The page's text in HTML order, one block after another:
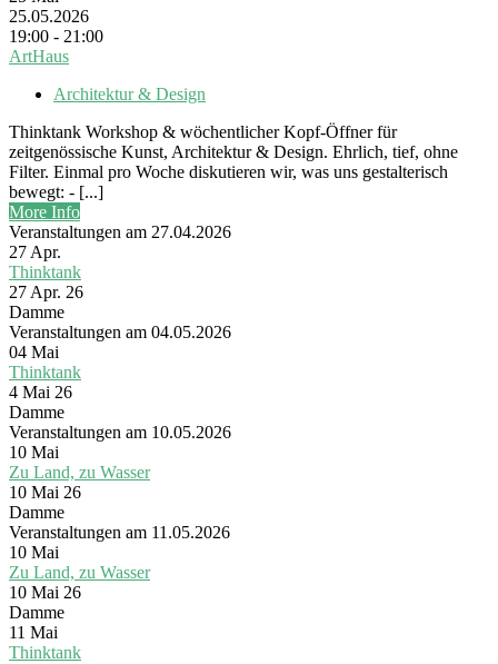
25.05.2026
19:00 - 21:00
ArtHaus
Architektur & Design
Thinktank Workshop & wöchentlicher Kopf-Öffner für
zeitgenössische Kunst, Architektur & Design. Ehrlich, tief, ohne
Filter. Einmal pro Woche diskutieren wir, was uns gestalterisch
bewegt: - [...]
More Info
Veranstaltungen am 27.04.2026
27 Apr.
Thinktank
27 Apr. 26
Damme
Veranstaltungen am 04.05.2026
04 Mai
Thinktank
4 Mai 26
Damme
Veranstaltungen am 10.05.2026
10 Mai
Zu Land, zu Wasser
10 Mai 26
Damme
Veranstaltungen am 11.05.2026
10 Mai
Zu Land, zu Wasser
10 Mai 26
Damme
11 Mai
Thinktank